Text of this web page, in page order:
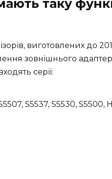
таку
виготовлених до
зовнішнього
серії:
S5537, S5530, S5500,